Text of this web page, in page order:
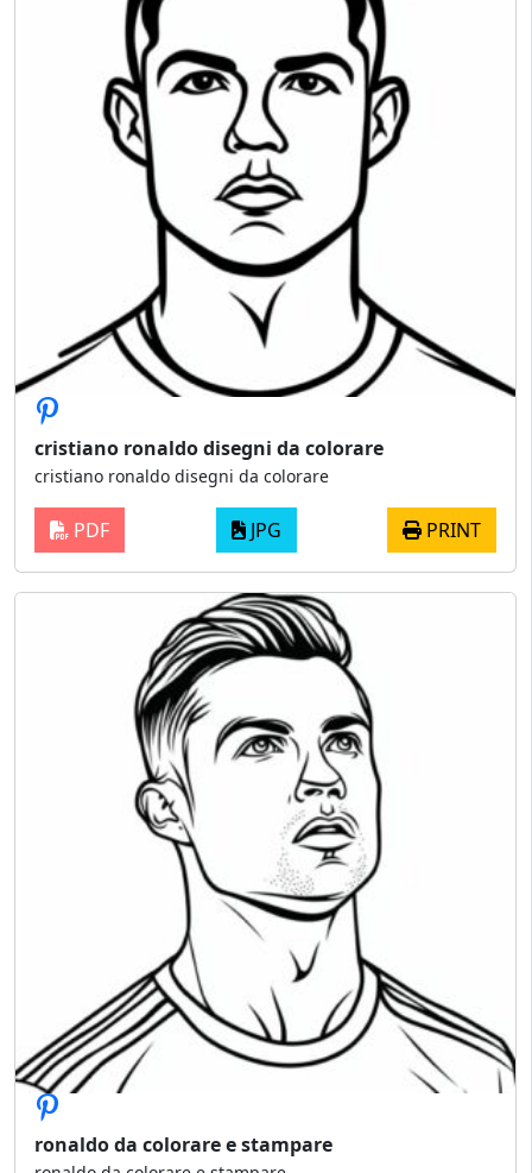
cristiano ronaldo disegni da colorare
cristiano ronaldo disegni da colorare
PDF JPG PRINT
ronaldo da colorare e stampare